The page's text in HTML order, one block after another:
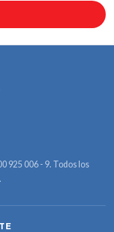
925 006 - 9. Todos los